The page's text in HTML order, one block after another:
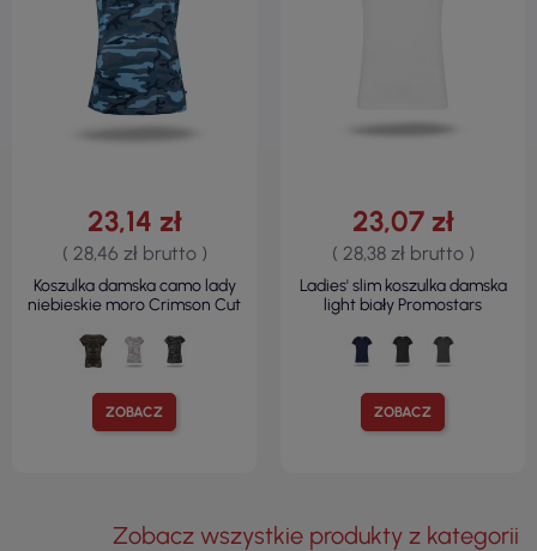
ZOBACZ
23,14 zł
( 28,46 zł brutto )
Koszulka damska camo lady
niebieskie moro Crimson Cut
ZOBACZ
23,07 zł
( 28,38 zł brutto )
Ladies' slim koszulka damska
light biały Promostars
Zobacz wszystkie produkty z kategorii